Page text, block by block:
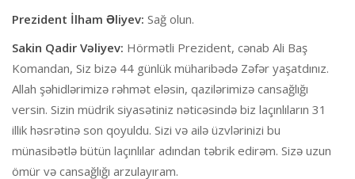
Prezident İlham Əliyev: Sağ olun.
Sakin Qadir Vəliyev: Hörmətli Prezident, cənab Ali Baş
Komandan, Siz bizə 44 günlük müharibədə Zəfər yaşatdınız.
Allah şəhidlərimizə rəhmət eləsin, qazilərimizə cansağlığı
versin. Sizin müdrik siyasətiniz nəticəsində biz laçınlıların 31
illik həsrətinə son qoyuldu. Sizi və ailə üzvlərinizi bu
münasibətlə bütün laçınlılar adından təbrik edirəm. Sizə uzun
ömür və cansağlığı arzulayıram.